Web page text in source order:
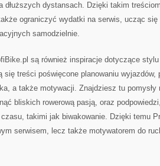
dłuższych dystansach. Dzięki takim
ograniczyć wydatki na serwis, ucząc
samodzielnie.
są również inspiracje dotyczące
się treści poświęcone planowaniu
a także motywacji. Znajdziesz tu
bliskich rowerową pasją, oraz
takimi jak biwakowanie. Dzięki temu
serwisem, lecz także motywatorem do